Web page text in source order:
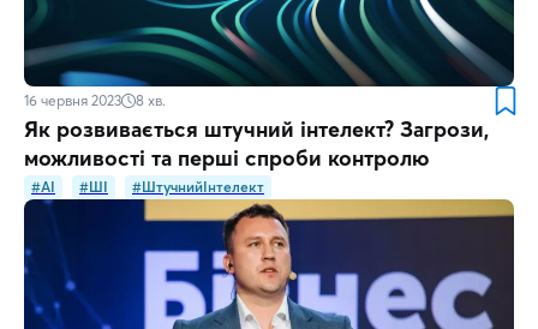
16 червня 2023 8 хв.
Як розвивається штучний інтелект? Загрози,
можливості та перші спроби контролю
#AI #ШІ #ШтучнийІнтелект